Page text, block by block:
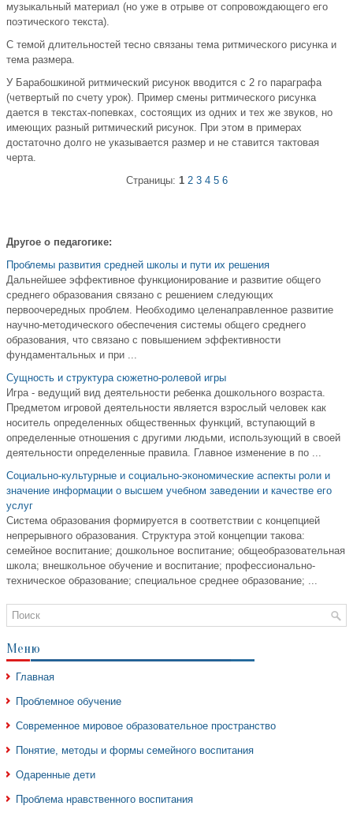
музыкальный материал (но уже в отрыве от сопровождающего его
поэтического текста).
С темой длительностей тесно связаны тема ритмического рисунка и
тема размера.
У Барабошкиной ритмический рисунок вводится с 2 го параграфа
(четвертый по счету урок). Пример смены ритмического рисунка
дается в текстах-попевках, состоящих из одних и тех же звуков, но
имеющих разный ритмический рисунок. При этом в примерах
достаточно долго не указывается размер и не ставится тактовая
черта.
Страницы: 1 2 3 4 5 6
Другое о педагогике:
Проблемы развития средней школы и пути их решения
Дальнейшее эффективное функционирование и развитие общего
среднего образования связано с решением следующих
первоочередных проблем. Необходимо целенаправленное развитие
научно-методического обеспечения системы общего среднего
образования, что связано с повышением эффективности
фундаментальных и при ...
Сущность и структура сюжетно-ролевой игры
Игра - ведущий вид деятельности ребенка дошкольного возраста.
Предметом игровой деятельности является взрослый человек как
носитель определенных общественных функций, вступающий в
определенные отношения с другими людьми, использующий в своей
деятельности определенные правила. Главное изменение в по ...
Социально-культурные и социально-экономические аспекты роли и
значение информации о высшем учебном заведении и качестве его
услуг
Система образования формируется в соответствии с концепцией
непрерывного образования. Структура этой концепции такова:
семейное воспитание; дошкольное воспитание; общеобразовательная
школа; внешкольное обучение и воспитание; профессионально-
техническое образование; специальное среднее образование; ...
Меню
Главная
Проблемное обучение
Современное мировое образовательное пространство
Понятие, методы и формы семейного воспитания
Одаренные дети
Проблема нравственного воспитания